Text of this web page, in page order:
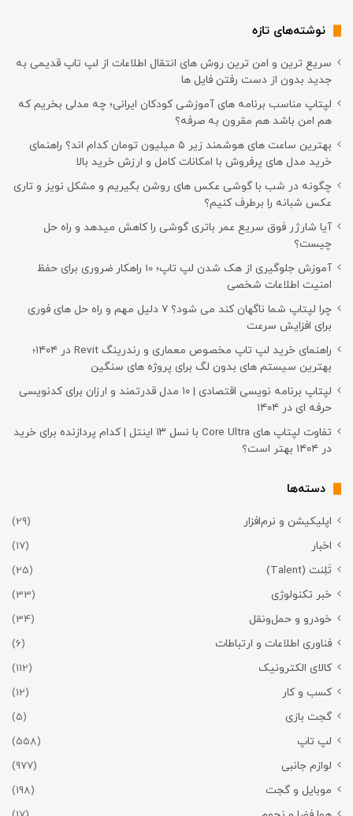
نوشته‌های تازه
سریع ترین و امن ترین روش های انتقال اطلاعات از لپ تاپ قدیمی به
جدید بدون از دست رفتن فایل ها
لپتاپ مناسب برنامه های آموزشی کودکان ایرانی؛ چه مدلی بخریم که
هم امن باشد هم مقرون به صرفه؟
بهترین ساعت های هوشمند زیر ۵ میلیون تومان کدام اند؟ راهنمای
خرید مدل های پرفروش با امکانات کامل و ارزش خرید بالا
چگونه در شب با گوشی عکس های روشن بگیریم و مشکل نویز و تاری
عکس شبانه را برطرف کنیم؟
آیا شارژر فوق سریع عمر باتری گوشی را کاهش میدهد و راه حل
چیست؟
آموزش جلوگیری از هک شدن لپ تاپ؛ 10 راهکار ضروری برای حفظ
امنیت اطلاعات شخصی
چرا لپتاپ شما ناگهان کند می شود؟ ۷ دلیل مهم و راه حل های فوری
برای افزایش سرعت
راهنمای خرید لپ تاپ مخصوص معماری و رندرینگ Revit در ۱۴۰۴؛
بهترین سیستم های بدون لگ برای پروژه های سنگین
لپتاپ برنامه نویسی اقتصادی | ۱۰ مدل قدرتمند و ارزان برای کدنویسی
حرفه ای در ۱۴۰۴
تفاوت لپتاپ های Core Ultra با نسل ۱۳ اینتل | کدام پردازنده برای خرید
در ۱۴۰۴ بهتر است؟
دسته‌ها
اپلیکیشن و نرم‌افزار
(29)
اخبار
(17)
تَلِنت (Talent)
(25)
خبر تکنولوژی
(33)
خودرو و حمل‌و‌نقل
(34)
فناوری اطلاعات و ارتباطات
(6)
کالای الکترونیک
(112)
کسب و کار
(12)
گجت بازی
(5)
لپ تاپ
(558)
لوازم جانبی
(977)
موبایل و گجت
(198)